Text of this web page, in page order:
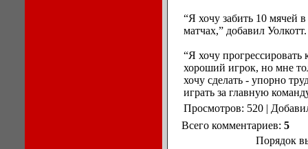
“Я хочу забить 10 мячей
матчах,” добавил Уолкотт.
“Я хочу
хороший игрок, но мне
хочу сделать - упорно
играть за главную
Просмотров: 520 |
Всего комментариев: 5
Порядок